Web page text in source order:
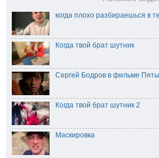
когда плохо разбираешься в
Когда твой брат шутник
Сергей Бодров в фильме
Когда твой брат шутник 2
Маскировка